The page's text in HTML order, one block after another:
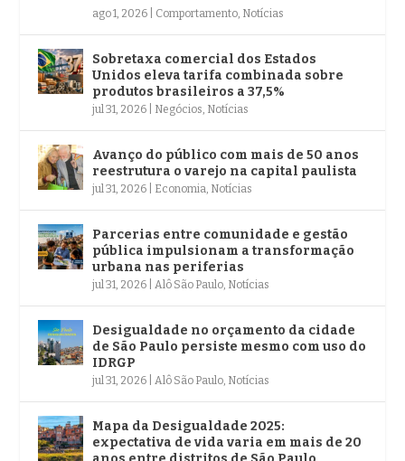
ago 1, 2026 Comportamento Notícias
Sobretaxa comercial dos Estados
Unidos eleva tarifa combinada sobre
produtos brasileiros a 37,5%
jul 31, 2026 Negócios Notícias
Avanço do público com mais de 50 anos
reestrutura o varejo na capital paulista
jul 31, 2026 Economia Notícias
Parcerias entre comunidade e gestão
pública impulsionam a transformação
urbana nas periferias
jul 31, 2026 Alô São Paulo Notícias
Desigualdade no orçamento da cidade
de São Paulo persiste mesmo com uso do
IDRGP
jul 31, 2026 Alô São Paulo Notícias
Mapa da Desigualdade 2025:
expectativa de vida varia em mais de 20